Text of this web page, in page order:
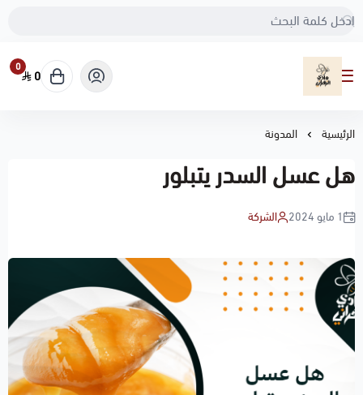
مناحل هادي الزهراني
0
0
الرئيسية المدونة
هل عسل السدر يتبلور
1 مايو 2024 الشركة